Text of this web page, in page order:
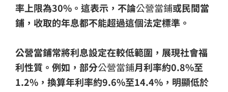
率上限為30%。這表示，不論公營當鋪或民間當
鋪，收取的年息都不能超過這個法定標準。
公營當鋪常將利息設定在較低範圍，展現社會福
利性質。例如，部分公營當鋪月利率約0.8%至
1.2%，換算年利率約9.6%至14.4%，明顯低於